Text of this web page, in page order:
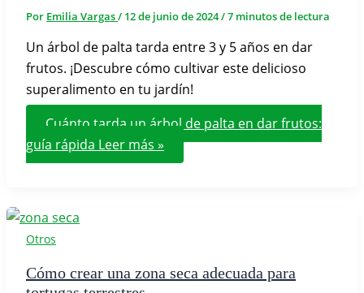
Por Emilia Vargas/ 12 de junio de 2024/7 minutos de lectura
Un árbol de palta tarda entre 3 y 5 años en dar
frutos. ¡Descubre cómo cultivar este delicioso
superalimento en tu jardín!
Cuánto tarda un árbol de palta en dar frutos:
guía rápida Leer más »
Otros
Cómo crear una zona seca adecuada para